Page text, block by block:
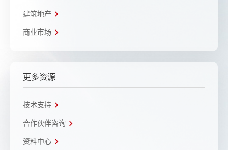
建筑地产
商业市场
更多资源
技术支持
合作伙伴咨询
资料中心